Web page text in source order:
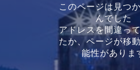
このページは見つ
んでした
アドレスを間違っ
たか、ページが移
能性がありま